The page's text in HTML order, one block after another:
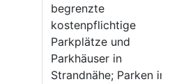
begrenzte
kostenpflichtige
Parkplätze und
Parkhäuser in
Strandnähe; Parken in